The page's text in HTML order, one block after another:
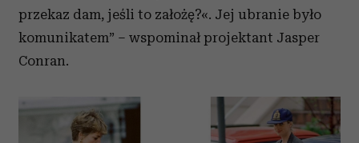
przekaz dam, jeśli to założę?«. Jej ubranie było
komunikatem” – wspominał projektant Jasper
Conran.